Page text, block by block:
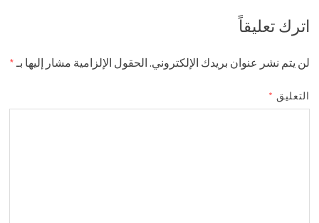
اترك تعليقاً
لن يتم نشر عنوان بريدك الإلكتروني. الحقول الإلزامية مشار إليها بـ *
التعليق *